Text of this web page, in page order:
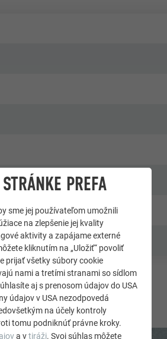
PREFA
sme jej používateľom umožnili
na zlepšenie jej kvality
aktivity a zapájame externé
kliknutím na „Uložiť“ povoliť
prijať všetky súbory cookie
nami a tretími stranami so sídlom
aj s prenosom údajov do USA
údajov v USA nezodpovedá
na účely kontroly
tomu podniknúť právne kroky.
a vtiráži. Svoj súhlas môžete